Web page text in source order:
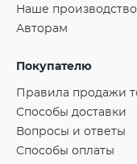
Наше производство
Авторам
Покупателю
Правила продажи
Способы доставки
Вопросы и ответы
Способы оплаты